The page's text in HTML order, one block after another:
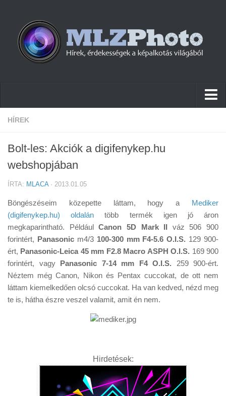
Hírek
Cikkek
Tudástár
Tanácsok
Érdekességek
Helyszíni Riport
E-BB
HÍREK
Bolt-les: Akciók a digifenykep.hu
webshopjában
ÍRTA: MLACA· 2013.01.05
Böngészéseim közepette láttam, hogy a Mediker
(digifenykep.hu) oldalán több termék igen jó áron
megkaparintható. PéldáulCanon 5D Mark II váz 506 900
forintért, Panasonicm4/3 100-300 mm F4-5.6 O.I.S. 129 900-
ért, Panasonic-Leica 45 mm F2.8 Macro ASPH O.I.S. 169 900
forintért, vagy Panasonic 7-14 mm F4 O.I.S. 259 900-ért.
Néztem még Canon, Nikon és Pentax cuccokat, de ott nem
láttam kiemelkedően olcsó cuccokat. Ha van kedved, nézd meg
te is, hátha észre veszel valamit, amit én nem.
Hirdetések: